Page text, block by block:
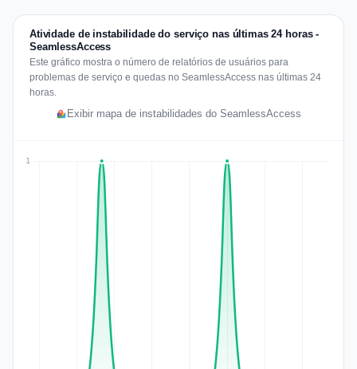
Atividade de instabilidade do serviço nas últimas 24 horas -
SeamlessAccess
Este gráfico mostra o número de relatórios de usuários para
problemas de serviço e quedas no SeamlessAccess nas últimas 24
horas.
Exibir mapa de instabilidades do SeamlessAccess